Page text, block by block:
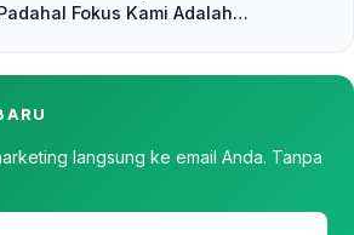
Fokus Kami Adalah
langsung ke email Anda. Tanpa